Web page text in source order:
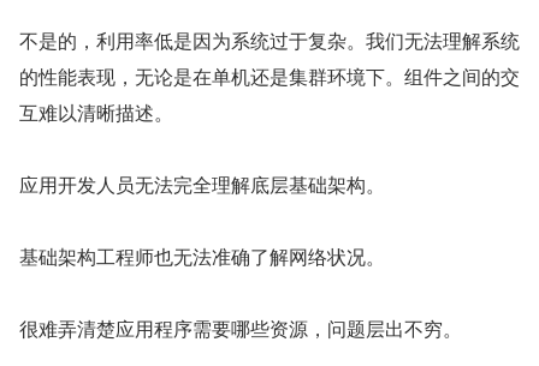
不是的，利用率低是因为系统过于复杂。我们无法理解系统
的性能表现，无论是在单机还是集群环境下。组件之间的交
互难以清晰描述。
应用开发人员无法完全理解底层基础架构。
基础架构工程师也无法准确了解网络状况。
很难弄清楚应用程序需要哪些资源，问题层出不穷。